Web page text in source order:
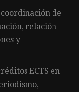
de
relación
y
ECTS en